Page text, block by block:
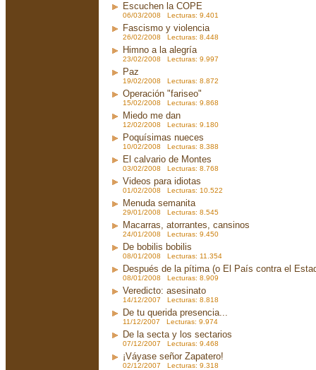
Escuchen la COPE
06/03/2008 Lecturas: 9.401
Fascismo y violencia
26/02/2008 Lecturas: 8.448
Himno a la alegría
23/02/2008 Lecturas: 9.997
Paz
19/02/2008 Lecturas: 8.872
Operación "fariseo"
15/02/2008 Lecturas: 9.868
Miedo me dan
12/02/2008 Lecturas: 9.180
Poquísimas nueces
10/02/2008 Lecturas: 8.388
El calvario de Montes
03/02/2008 Lecturas: 8.768
Videos para idiotas
01/02/2008 Lecturas: 10.522
Menuda semanita
29/01/2008 Lecturas: 8.545
Macarras, atorrantes, cansinos
24/01/2008 Lecturas: 9.450
De bobilis bobilis
08/01/2008 Lecturas: 11.354
Después de la pítima (o El País contra el
08/01/2008 Lecturas: 8.909
Veredicto: asesinato
14/12/2007 Lecturas: 8.818
De tu querida presencia...
11/12/2007 Lecturas: 9.974
De la secta y los sectarios
07/12/2007 Lecturas: 9.468
¡Váyase señor Zapatero!
02/12/2007 Lecturas: 9.318